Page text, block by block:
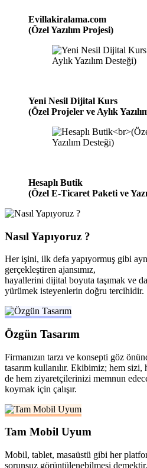
Evillakiralama.com
(Özel Yazılım Projesi)
Yeni Nesil Dijital Kurs
(Özel Projeler ve Aylık
Hesaplı Butik
(Özel E-Ticaret Paketi ve
Nasıl Yapıyoruz ?
Her işini, ilk defa yapıyormuş gibi
gerçekleştiren ajansımız,
hayallerini dijital boyuta taşımak ve
yürümek isteyenlerin doğru tercihidir.
Özgün Tasarım
Firmanızın tarzı ve konsepti göz
tasarım kullanılır. Ekibimiz; hem sizi,
de hem ziyaretçilerinizi memnun
koymak için çalışır.
Tam Mobil Uyum
Mobil, tablet, masaüstü gibi her
sorunsuz görüntülenebilmesi